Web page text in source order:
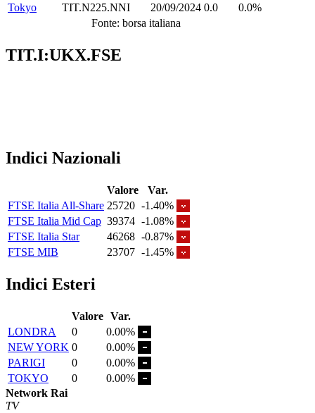
Tokyo
TIT.N225.NNI 20/09/2024 0.0
0.0%
Fonte: borsa italiana
TIT.I:UKX.FSE
Indici Nazionali
Valore
Var.
FTSE Italia All-Share 25720 -1.40%
FTSE Italia Mid Cap 39374 -1.08%
FTSE Italia Star
46268 -0.87%
FTSE MIB
23707 -1.45%
Indici Esteri
Valore Var.
LONDRA
0
0.00%
NEW YORK 0
0.00%
PARIGI
0
0.00%
TOKYO
0
0.00%
Network Rai
TV